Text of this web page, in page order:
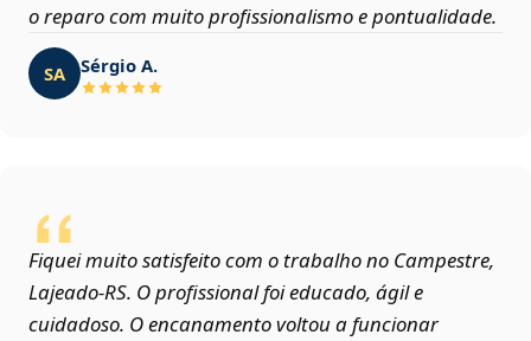
o reparo com muito profissionalismo e pontualidade.
SA Sérgio A.
Fiquei muito satisfeito com o trabalho no Campestre,
Lajeado‑RS. O profissional foi educado, ágil e
cuidadoso. O encanamento voltou a funcionar